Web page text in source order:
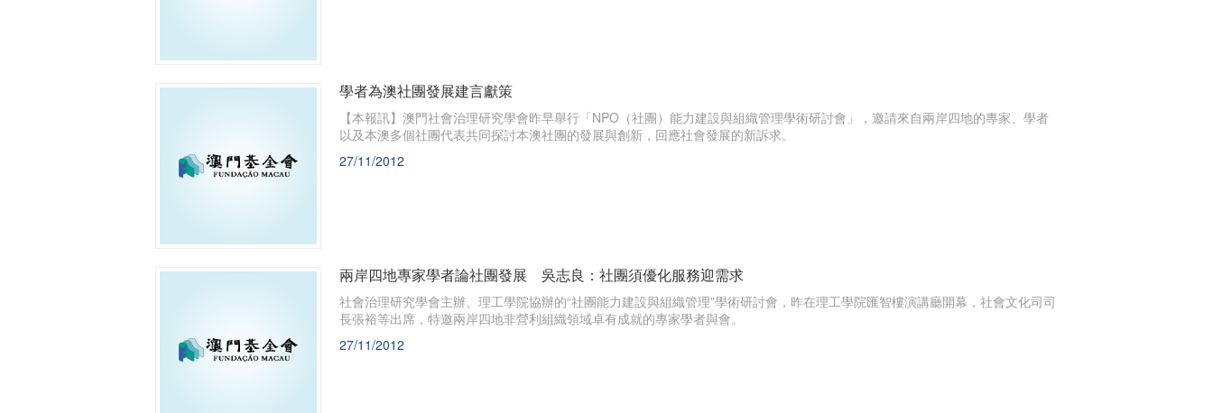
學者為澳社團發展建言獻策
【本報訊】澳門社會治理研究學會昨早舉行「NPO（社團）能力建設與組織管理學術研討會」，邀請來自兩岸四地的專家、學者
以及本澳多個社團代表共同探討本澳社團的發展與創新，回應社會發展的新訴求。
27/11/2012
兩岸四地專家學者論社團發展 吳志良：社團須優化服務迎需求
社會治理研究學會主辦、理工學院協辦的“社團能力建設與組織管理”學術研討會，昨在理工學院匯智樓演講廳開幕，社會文化司司
長張裕等出席，特邀兩岸四地非營利組織領域卓有成就的專家學者與會。
27/11/2012